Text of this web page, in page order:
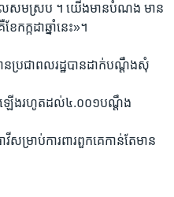
ែលសមស្រប ។ យើងមានបំណង មាន
កក្កដាឆ្នាំនេះ»។
ប្រជាពលរដ្ឋបានដាក់បណ្ដឹងសុំ
នឡើងរហូតដល់៤.០០១បណ្ដឹង
ម្រាប់ការពារពួកគេកាន់តែមាន